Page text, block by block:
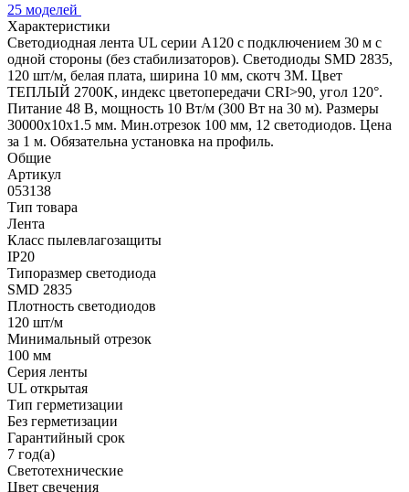
25 моделей
Характеристики
Светодиодная лента UL серии A120 с подключением 30 м с
одной стороны (без стабилизаторов). Светодиоды SMD 2835,
120 шт/м, белая плата, ширина 10 мм, скотч 3M. Цвет
ТЕПЛЫЙ 2700K, индекс цветопередачи CRI>90, угол 120°.
Питание 48 В, мощность 10 Вт/м (300 Вт на 30 м). Размеры
30000x10x1.5 мм. Мин.отрезок 100 мм, 12 светодиодов. Цена
за 1 м. Обязательна установка на профиль.
Общие
Артикул
053138
Тип товара
Лента
Класс пылевлагозащиты
IP20
Типоразмер светодиода
SMD 2835
Плотность светодиодов
120 шт/м
Минимальный отрезок
100 мм
Серия ленты
UL открытая
Тип герметизации
Без герметизации
Гарантийный срок
7 год(а)
Светотехнические
Цвет свечения